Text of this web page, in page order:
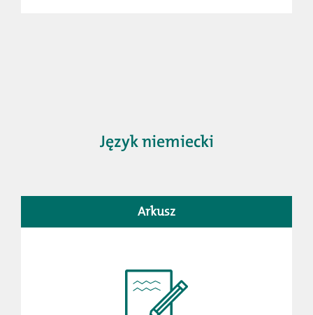
Język niemiecki
Arkusz